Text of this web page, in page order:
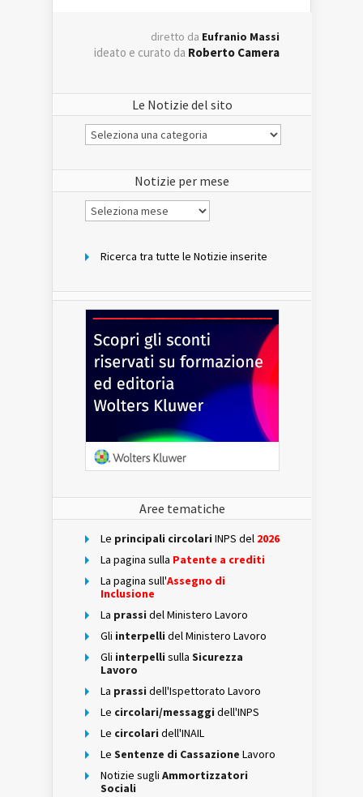
diretto da Eufranio Massi
ideato e curato da Roberto Camera
Le Notizie del sito
Le
Notizie
Notizie per mese
Notizie
per
Ricerca tra tutte le Notizie inserite
Aree tematiche
Le principali circolari INPS del 2026
La pagina sulla Patente a crediti
La pagina sull'Assegno di
Inclusione
La prassi del Ministero Lavoro
Gli interpelli del Ministero Lavoro
Gli interpelli sulla Sicurezza
Lavoro
La prassi dell'Ispettorato Lavoro
Le circolari/messaggi dell'INPS
Le circolari dell'INAIL
Le Sentenze di Cassazione Lavoro
Notizie sugli Ammortizzatori
Sociali